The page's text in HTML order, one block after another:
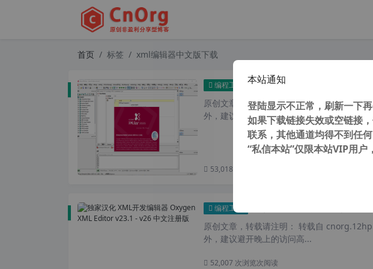
首页 标签 xml编辑器中文版下载
编程工具 独家汉化 Altova MissionKit 2025 R2 企业版
原创文章，转载请注明： 转载自
外，建议避开晚上的访问高...
53,018 次浏览
编程工具
原创文章，转载请注明： 转载自
外，建议避开晚上的访问高...
52,007 次浏览次阅读
本站通知
登陆显示不正常，刷新一下
如果下载链接失效或空链接
联系，其他通道均得不到任
“私信本站”仅限本站VIP用户